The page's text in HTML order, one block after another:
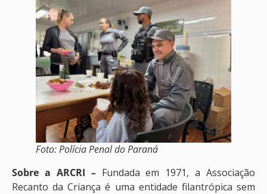
Foto: Polícia Penal do Paraná
Sobre a ARCRI –Fundada em 1971, a Associação
Recanto da Criança é uma entidade filantrópica sem